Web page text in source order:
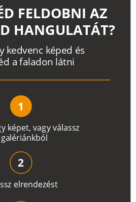
y képet, vagyválassz
galériánkból
y kedvenc képed és
d a faladon látni
FELDOBNI AZ
HANGULATÁT?
1
ssz elrendezést
2